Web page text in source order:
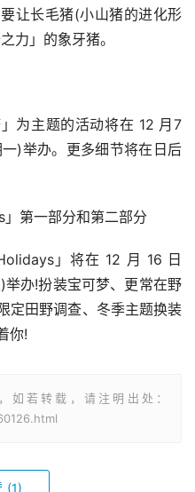
让长毛猪(小山猪的进化形
力」的象牙猪。
为主题的活动将在 12 月7
)举办。更多细节将在日后
第一部分和第二部分
」将在 12 月 16 日
办!扮装宝可梦、更常在野
定田野调查、冬季主题换装
你!
如若转载，请注明出处：
(1)